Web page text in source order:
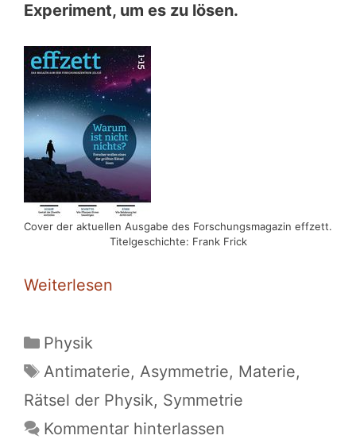
Experiment, um es zu lösen.
Cover der aktuellen Ausgabe des Forschungsmagazin effzett.
Titelgeschichte: Frank Frick
Weiterlesen
Kategorien
Physik
Schlagwörter
Antimaterie, Asymmetrie, Materie,
Rätsel der Physik, Symmetrie
Kommentar hinterlassen